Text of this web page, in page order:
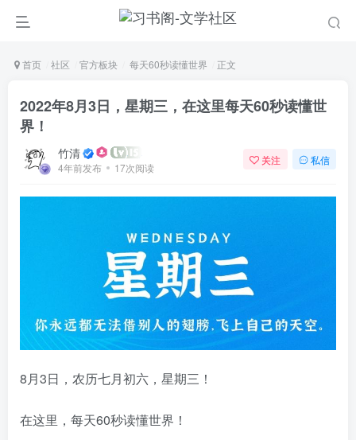
首页 社区 官方板块 每天60秒读懂世界 正文
2022年8月3日，星期三，在这里每天60秒读懂世
界！
竹清
4年前发布 17次阅读
关注 私信
8月3日，农历七月初六，星期三！
在这里，每天60秒读懂世界！